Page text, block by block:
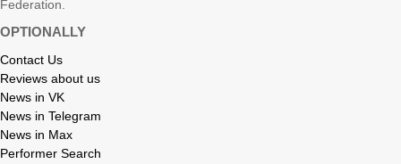
Federation.
OPTIONALLY
Contact Us
Reviews about us
News in VK
News in Telegram
News in Max
Performer Search